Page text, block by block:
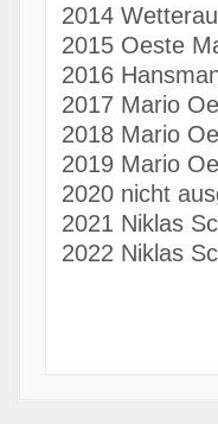
2014
2015 Oeste
2016
2017 Mario
2018 Mario
2019 Mario
2020 nicht
2021 Niklas
2022 Niklas